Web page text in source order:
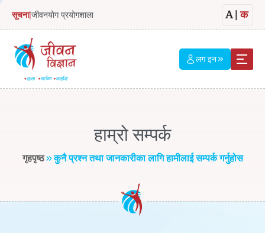
सूचना|जीवनयाेग प्रयाेगशाला A क
लग इन
हाम्रो सम्पर्क
गृहपृष्ठ कुनै प्रश्न तथा जानकारीका लागि हामीलाई सम्पर्क गर्नुहोस